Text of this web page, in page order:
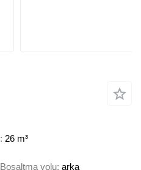
26 m³
Boşaltma yolu arka